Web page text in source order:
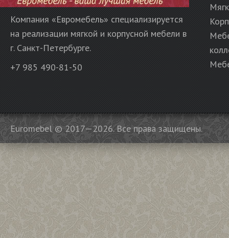
Компания «Евромебель» специализируется
на реализации мягкой и корпусной мебели в
г. Санкт-Петербурге.
+7 985 490-81-50
Euromebel © 2017—2026. Все права защищены.